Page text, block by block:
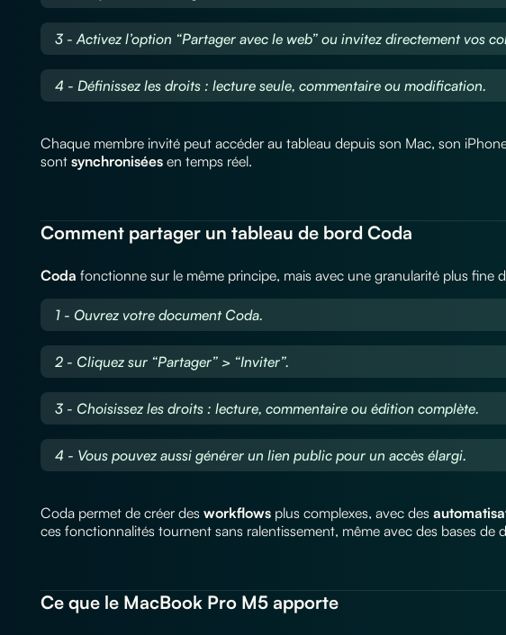
3 - Activez l’option “Partager avec le web” ou invitez directement vos
4 - Définissez les droits : lecture seule, commentaire ou modification.
Chaque membre invité peut accéder au tableau depuis son Mac, son
sont synchronisées en temps réel.
Comment partager un tableau de bord Coda
Coda fonctionne sur le même principe, mais avec une granularité plus fine
1 - Ouvrez votre document Coda.
2 - Cliquez sur “Partager” > “Inviter”.
3 - Choisissez les droits : lecture, commentaire ou édition complète.
4 - Vous pouvez aussi générer un lien public pour un accès élargi.
Coda permet de créer des workflows plus complexes, avec des
ces fonctionnalités tournent sans ralentissement, même avec des bases de
Ce que le MacBook Pro M5 apporte